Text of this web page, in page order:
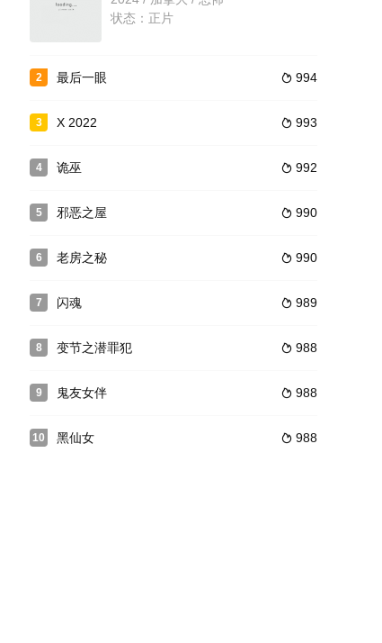
马克斯·埃文斯
的最新作品
活在一个陌生的新城市里的孤立。当他遇到马蒂亚斯的时候，他很着迷
returns to Earth from its
状态：正片
2  994
最后一眼
3  993
X 2022
4  992
诡巫
5  990
邪恶之屋
6  990
老房之秘
7  989
闪魂
8  988
变节之潜罪犯
9  988
鬼友女伴
10  988
黑仙女